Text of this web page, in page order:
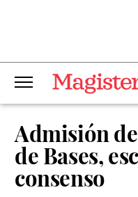
Admisión
de Bases,
consenso